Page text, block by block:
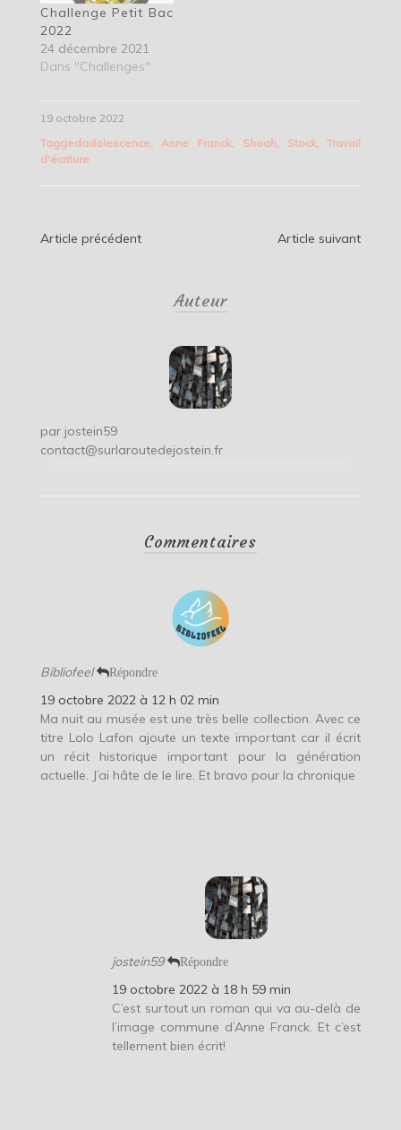
Challenge Petit Bac
2022
24 décembre 2021
Dans "Challenges"
19 octobre 2022
Taggedadolescence, Anne Franck Shoah, Stock,Travail
d'écriture
Navigation
Article précédent Article suivant
Auteur
par jostein59
contact@surlaroutedejostein.fr
Commentaires
Bibliofeel Répondre
19 octobre 2022 à 12 h 02 min
Ma nuit au musée est une très belle collection. Avec ce
titre Lolo Lafon ajoute un texte important car il écrit
un récit historique important pour la génération
actuelle. J’ai hâte de le lire. Et bravo pour la chronique
jostein59 Répondre
19 octobre 2022 à 18 h 59 min
C’est surtout un roman qui va au-delà de
l’image commune d’Anne Franck. Et c’est
tellement bien écrit!